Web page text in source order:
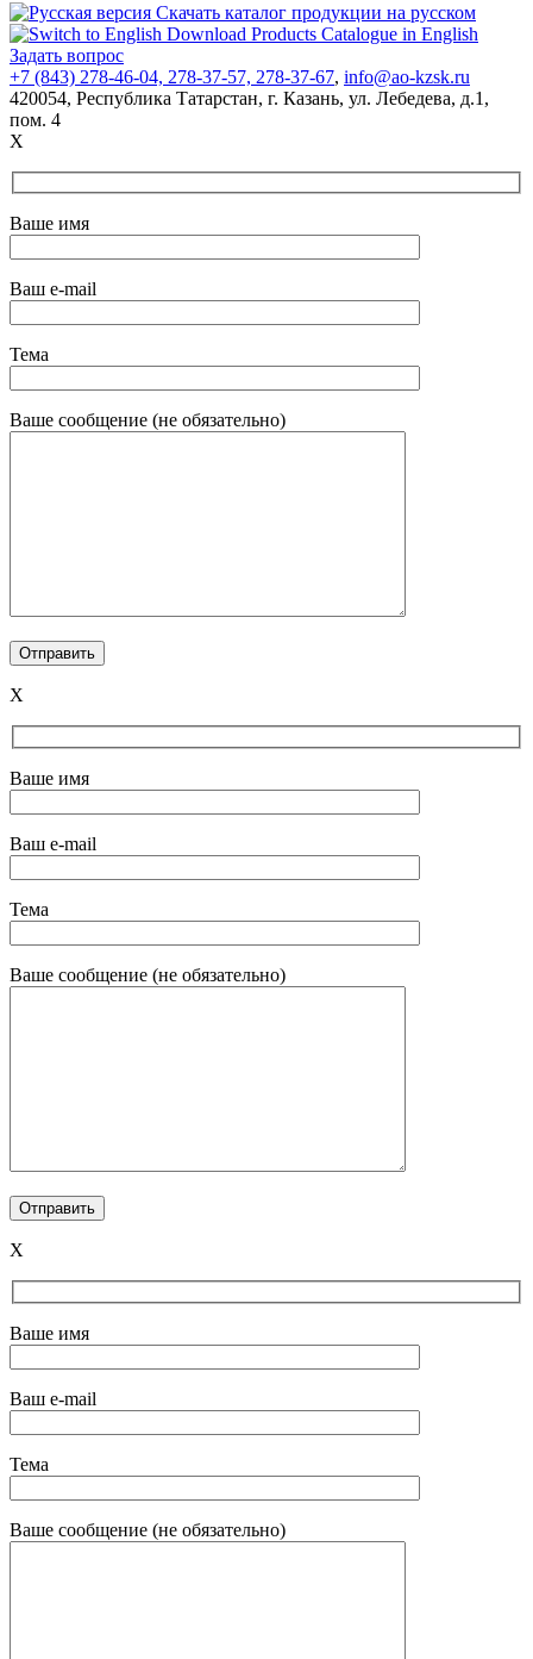
Скачать каталог продукции на русском
Download Products Catalogue in English
Задать вопрос
+7 (843) 278-46-04, 278-37-57, 278-37-67, info@ao-kzsk.ru
420054, Республика Татарстан, г. Казань, ул. Лебедева, д.1 ,
пом. 4
X
Ваше имя
Ваш e-mail
Тема
Ваше сообщение (не обязательно)
X
Ваше имя
Ваш e-mail
Тема
Ваше сообщение (не обязательно)
X
Ваше имя
Ваш e-mail
Тема
Ваше сообщение (не обязательно)